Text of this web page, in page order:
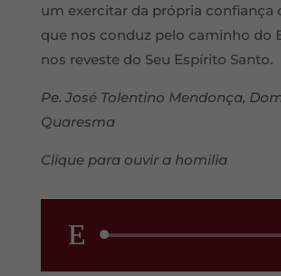
um exercitar da própria confiança
que nos conduz pelo caminho do
nos reveste do Seu Espírito Santo.
Pe. José Tolentino Mendonça,
Quaresma
Clique para ouvir a homilia
Reprodutor